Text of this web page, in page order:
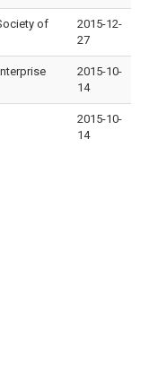
of
2015-12-
27
2015-10-
14
2015-10-
14